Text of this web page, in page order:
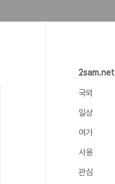
2sam.net
국외
일상
여가
사용
관심